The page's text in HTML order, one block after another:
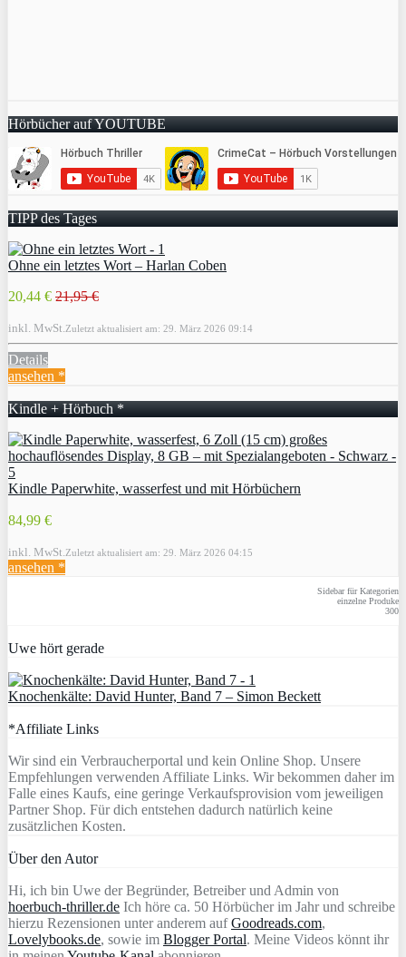
Hörbücher auf YOUTUBE
TIPP des Tages
Ohne ein letztes Wort – Harlan Coben
20,44 € 21,95 €
inkl. MwSt. Zuletzt aktualisiert am: 29. März 2026 09:14
Details
ansehen *
Kindle + Hörbuch *
Kindle Paperwhite, wasserfest und mit Hörbüchern
84,99 €
inkl. MwSt. Zuletzt aktualisiert am: 29. März 2026 04:15
ansehen *
Sidebar für Kategorien
einzelne Produke
300
Uwe hört gerade
Knochenkälte: David Hunter, Band 7 – Simon Beckett
*Affiliate Links
Wir sind ein Verbraucherportal und kein Online Shop. Unsere
Empfehlungen verwenden Affiliate Links. Wir bekommen daher im
Falle eines Kaufs, eine geringe Verkaufsprovision vom jeweiligen
Partner Shop. Für dich entstehen dadurch natürlich keine
zusätzlichen Kosten.
Über den Autor
Hi, ich bin Uwe der Begründer, Betreiber und Admin von
hoerbuch-thriller.de Ich höre ca. 50 Hörbücher im Jahr und schreibe
hierzu Rezensionen unter anderem aufGoodreads.com,
Lovelybooks.de, sowie im Blogger Portal. Meine Videos könnt ihr